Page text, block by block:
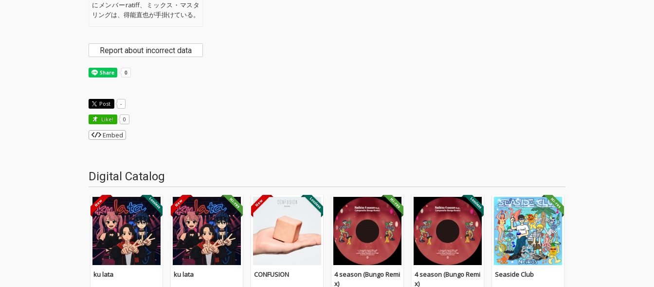
にメンバーratiff、ミックス・マスタ
リングは、得能直也が手掛けている。
Report about incorrect data
Post -
Like! 0
Embed
Digital Catalog
ku lata ku lata CONFUSION
4 season (Bungo Remi
x)
4 season (Bungo Remi
x)
Seaside Club